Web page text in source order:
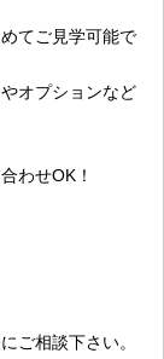
てご見学可能で
オプションなど
わせOK！
ご相談下さい。